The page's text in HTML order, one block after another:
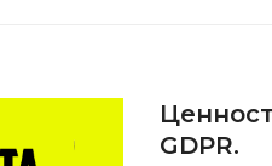
GDPR.